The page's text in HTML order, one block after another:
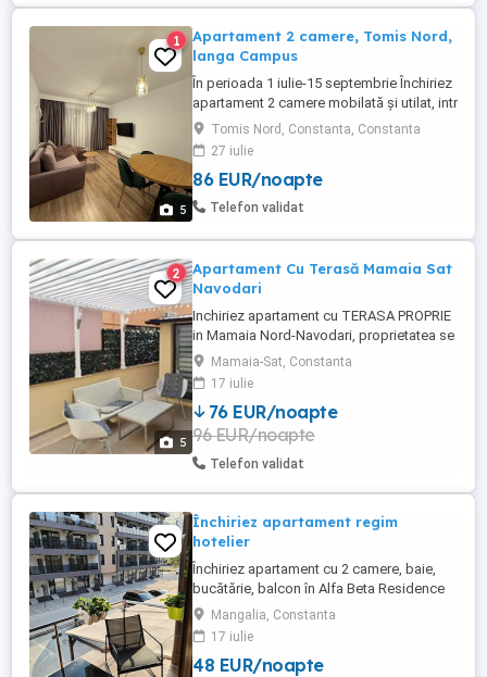
5
1
Apartament 2 camere, Tomis Nord,
langa Campus
În perioada 1 iulie-15 septembrie Închiriez
apartament 2 camere mobilată și utilat, intr
un bloc nou, modern, recent renovat, se
află pe strada Smaraldului, lângă Campus
universitar, aproape de stațiunea Mamaia,
Satul de vacanță, City Park Mall. Dispune
de loc de parcare privat la subteran, 2 tv, 2
Tomis Nord, Constanta, Constanta
27 iulie
86 EUR/noapte
Telefon validat
5
2
Apartament Cu Terasă Mamaia Sat
Navodari
Inchiriez apartament cu TERASA PROPRIE
in Mamaia Nord-Navodari, proprietatea se
afla la 3 minute de mers pe jos fata de
plaja, in apropiere este plaja Zanzibar,
plaja Oneiro si faleza Alezzi iar la 2 min de
mers pe jos se gaseste Lidl. Apartamentul
se afla la parterul blocului nou construit,
dormitorul ...
Mamaia-Sat, Constanta
17 iulie
76 EUR/noapte
96 EUR/noapte
Telefon validat
Închiriez apartament regim
hotelier
Închiriez apartament cu 2 camere, baie,
bucătărie, balcon în Alfa Beta Residence
Saturn. Preț în funcție de perioada
Mangalia, Constanta
17 iulie
48 EUR/noapte